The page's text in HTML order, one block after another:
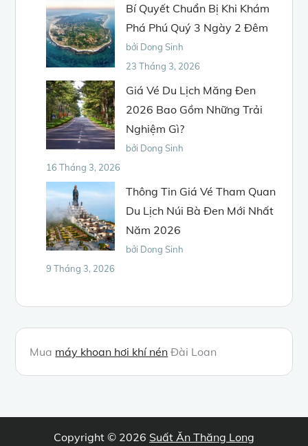
Bí Quyết Chuẩn Bị Khi Khám
Phá Phú Quý 3 Ngày 2 Đêm
bởi Dong Sinh
23 Tháng 3, 2026
Giá Vé Du Lịch Măng Đen
2026 Bao Gồm Những Trải
Nghiệm Gì?
bởi Dong Sinh
16 Tháng 3, 2026
Thông Tin Giá Vé Tham Quan
Du Lịch Núi Bà Đen Mới Nhất
Năm 2026
bởi Dong Sinh
9 Tháng 3, 2026
Mua máy khoan hơi khí nén Đài Loan
Copyright © 2026 Suất Ăn Thăng Long